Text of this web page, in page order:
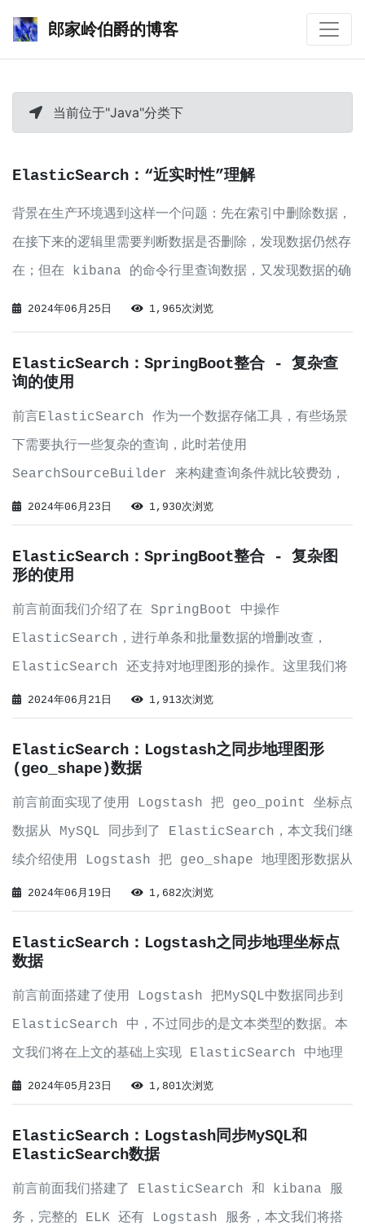
郎家岭伯爵的博客
当前位于"Java"分类下
ElasticSearch：“近实时性”理解
背景在生产环境遇到这样一个问题：先在索引中删除数据，
在接下来的逻辑里需要判断数据是否删除，发现数据仍然存
在；但在 kibana 的命令行里查询数据，又发现数据的确
被删除了。概括问题的现象是这样的：删除数据没有立即生
效，立刻去查询依然可以查询到，间隔一小段时间后就查询
不到了。解决理论部分这其实是 El
2024年06月25日 1,965次浏览
ElasticSearch：SpringBoot整合 - 复杂查
询的使用
前言ElasticSearch 作为一个数据存储工具，有些场景
下需要执行一些复杂的查询，此时若使用
SearchSourceBuilder 来构建查询条件就比较费劲，
我们将使用
() 来实现。实现理论部分client.
2024年06月23日 1,930次浏览
ElasticSearch：SpringBoot整合 - 复杂图
形的使用
前言前面我们介绍了在 SpringBoot 中操作
ElasticSearch，进行单条和批量数据的增删改查，
ElasticSearch 还支持对地理图形的操作。这里我们将
介绍使用 SpringBoot 在 ElasticSearch 中对地理
2024年06月21日 1,913次浏览
ElasticSearch：Logstash之同步地理图形
(geo_shape)数据
前言前面实现了使用 Logstash 把 geo_point 坐标点
数据从 MySQL 同步到了 ElasticSearch，本文我们继
续介绍使用 Logstash 把 geo_shape 地理图形数据从
MySQL 同步到 ElasticSearch。实现我们在前文的表
2024年06月19日 1,682次浏览
ElasticSearch：Logstash之同步地理坐标点
数据
前言前面搭建了使用 Logstash 把MySQL中数据同步到
ElasticSearch 中，不过同步的是文本类型的数据。本
文我们将在上文的基础上实现 ElasticSearch 中地理
坐标点(geo_point) 数据的同步。实现本文的运行环境
2024年05月23日 1,801次浏览
ElasticSearch：Logstash同步MySQL和
ElasticSearch数据
前言前面我们搭建了 ElasticSearch 和 kibana 服
务，完整的 ELK 还有 Logstash 服务，本文我们将搭